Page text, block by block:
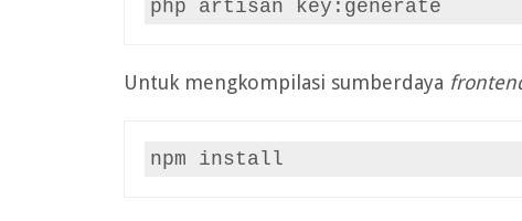
php artisan key:generate
Untuk mengkompilasi sumberdaya
npm install